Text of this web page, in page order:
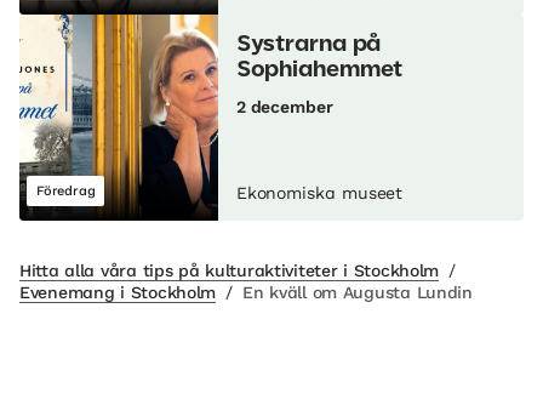
Föredrag
Systrarna på
Sophiahemmet
2 december
Ekonomiska museet
Hitta alla våra tips på kulturaktiviteter i Stockholm /
Evenemang i Stockholm / En kväll om Augusta Lundin